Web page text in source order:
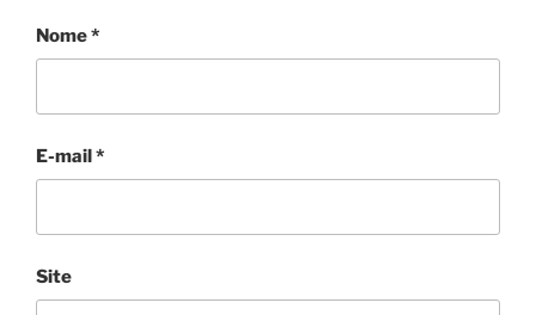
Nome*
E-mail*
Site